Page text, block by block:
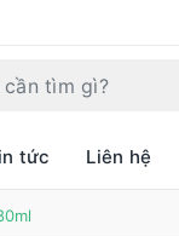
tức Liên hệ